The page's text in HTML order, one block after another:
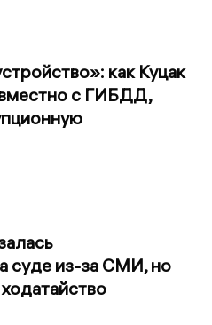
как Куцак
с ГИБДД,
суде из-за СМИ, но